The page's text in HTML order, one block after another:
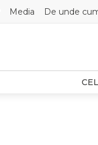
Media De unde